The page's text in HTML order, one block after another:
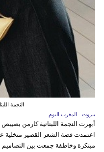
النجمة
بيروت - المغرب اليوم
أبهرت النجمة اللبنانية كارمن
اعتمدت قصة الشعر القصير متخلية
مبتكرة وخاطفة جمعت بين التصاميم